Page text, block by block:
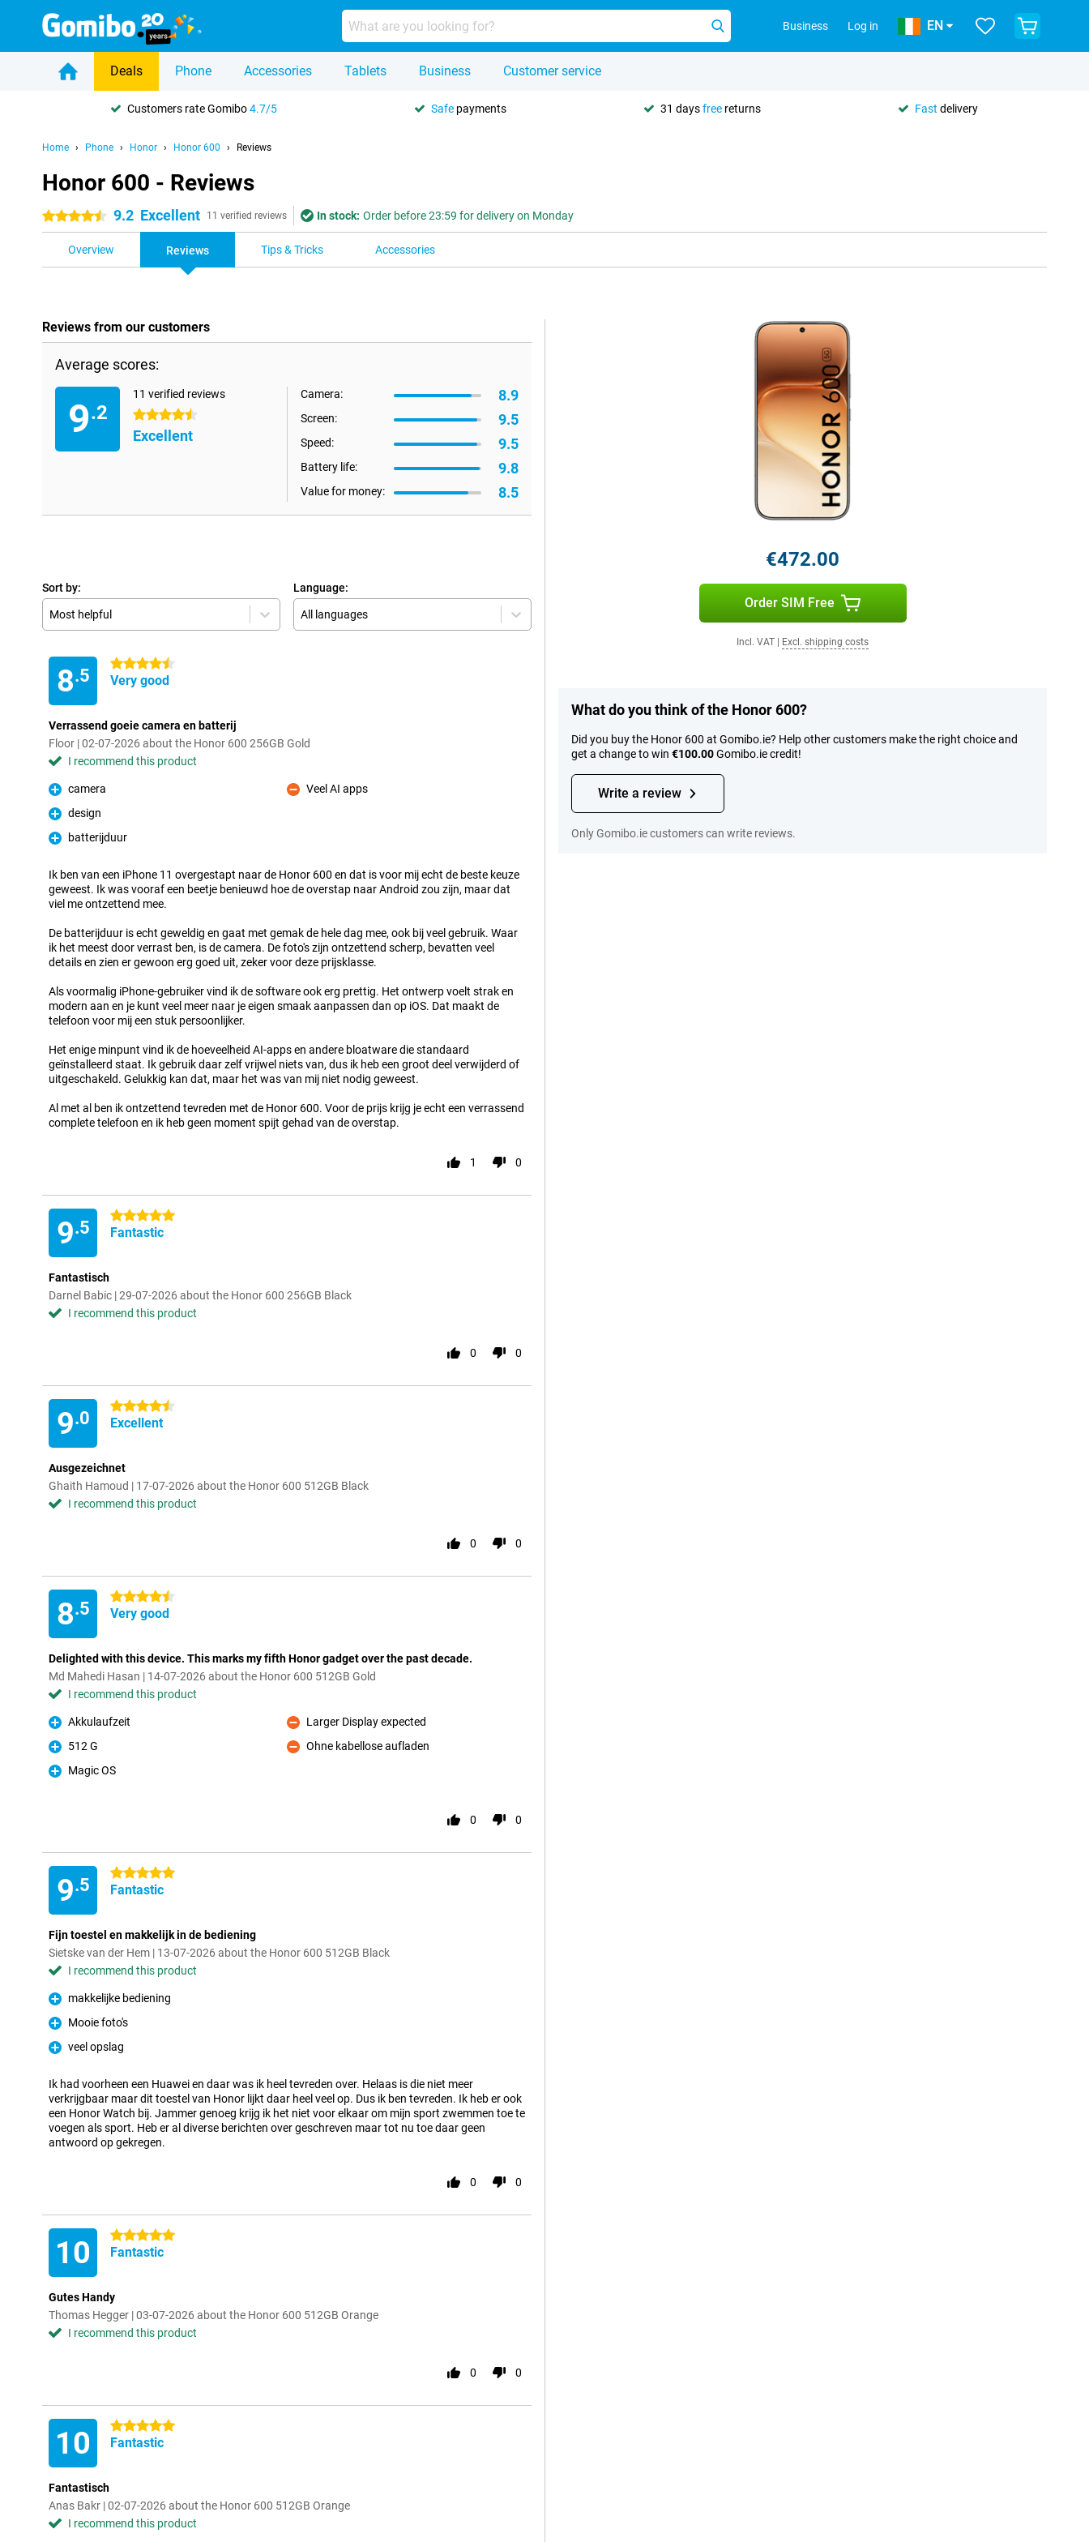
Business Log in EN
Deals Phone Accessories Tablets Business Customer service
Customers rate Gomibo4.7/5 Safe payments 31 daysfree returns Fast delivery
Home Phone Honor Honor 600 Reviews
Honor 600 - Reviews
4.5 stars 9.2 Excellent 11 verified reviews In stock: Order before 23:59 for delivery on Monday
Overview Reviews Tips & Tricks Accessories
Reviews from our customers
Average scores:
9.2
11 verified reviews
4.5 stars
Excellent
Camera: 8.9
Screen: 9.5
Speed: 9.5
Battery life: 9.8
Value for money: 8.5
Sort by:
Most helpful
Language:
All languages
8.5
4.5 stars
Very good
Verrassend goeie camera en batterij
Floor | 02-07-2026 about the Honor 600 256GB Gold
I recommend this product
Pro
camera
Pro
design
Pro
batterijduur
Con
Veel AI apps
Ik ben van een iPhone 11 overgestapt naar de Honor 600 en dat is voor mij echt de beste keuze
geweest. Ik was vooraf een beetje benieuwd hoe de overstap naar Android zou zijn, maar dat
viel me ontzettend mee.
De batterijduur is echt geweldig en gaat met gemak de hele dag mee, ook bij veel gebruik. Waar
ik het meest door verrast ben, is de camera. De foto's zijn ontzettend scherp, bevatten veel
details en zien er gewoon erg goed uit, zeker voor deze prijsklasse.
Als voormalig iPhone-gebruiker vind ik de software ook erg prettig. Het ontwerp voelt strak en
modern aan en je kunt veel meer naar je eigen smaak aanpassen dan op iOS. Dat maakt de
telefoon voor mij een stuk persoonlijker.
Het enige minpunt vind ik de hoeveelheid AI-apps en andere bloatware die standaard
geïnstalleerd staat. Ik gebruik daar zelf vrijwel niets van, dus ik heb een groot deel verwijderd of
uitgeschakeld. Gelukkig kan dat, maar het was van mij niet nodig geweest.
Al met al ben ik ontzettend tevreden met de Honor 600. Voor de prijs krijg je echt een verrassend
complete telefoon en ik heb geen moment spijt gehad van de overstap.
1 0
9.5
5 stars
Fantastic
Fantastisch
Darnel Babic | 29-07-2026 about the Honor 600 256GB Black
I recommend this product
0 0
9.0
4.5 stars
Excellent
Ausgezeichnet
Ghaith Hamoud | 17-07-2026 about the Honor 600 512GB Black
I recommend this product
0 0
8.5
4.5 stars
Very good
Delighted with this device. This marks my fifth Honor gadget over the past decade.
Md Mahedi Hasan | 14-07-2026 about the Honor 600 512GB Gold
I recommend this product
Pro
Akkulaufzeit
Pro
512 G
Pro
Magic OS
Con
Larger Display expected
Con
Ohne kabellose aufladen
0 0
9.5
5 stars
Fantastic
Fijn toestel en makkelijk in de bediening
Sietske van der Hem | 13-07-2026 about the Honor 600 512GB Black
I recommend this product
Pro
makkelijke bediening
Pro
Mooie foto's
Pro
veel opslag
Ik had voorheen een Huawei en daar was ik heel tevreden over. Helaas is die niet meer
verkrijgbaar maar dit toestel van Honor lijkt daar heel veel op. Dus ik ben tevreden. Ik heb er ook
een Honor Watch bij. Jammer genoeg krijg ik het niet voor elkaar om mijn sport zwemmen toe te
voegen als sport. Heb er al diverse berichten over geschreven maar tot nu toe daar geen
antwoord op gekregen.
0 0
10 5 stars
Fantastic
Gutes Handy
Thomas Hegger | 03-07-2026 about the Honor 600 512GB Orange
I recommend this product
0 0
10 5 stars
Fantastic
Fantastisch
Anas Bakr | 02-07-2026 about the Honor 600 512GB Orange
I recommend this product
€472.00
Order SIM Free
Incl. VAT Excl. shipping costs
What do you think of the Honor 600?
Did you buy the Honor 600 at Gomibo.ie? Help other customers make the right choice and
get a change to win €100.00Gomibo.ie credit!
Write a review
Only Gomibo.ie customers can write reviews.